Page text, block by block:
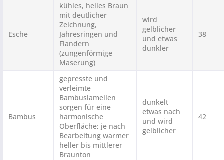
Esche
kühles, helles Braun
mit deutlicher
Zeichnung,
Jahresringen und
Flandern
(zungenförmige
Maserung)
wird
gelblicher
und etwas
dunkler
38
Bambus
gepresste und
verleimte
Bambuslamellen
sorgen für eine
harmonische
Oberfläche; je nach
Bearbeitung warmer
heller bis mittlerer
Braunton
dunkelt
etwas nach
und wird
gelblicher
42